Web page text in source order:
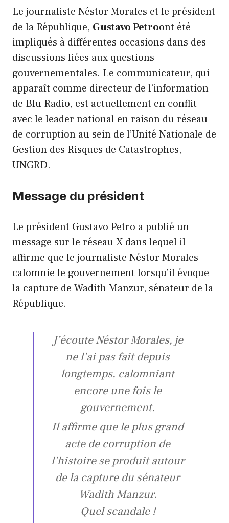
Le journaliste Néstor Morales et le président
de la République, Gustavo Petroont été
impliqués à différentes occasions dans des
discussions liées aux questions
gouvernementales. Le communicateur, qui
apparaît comme directeur de l’information
de Blu Radio, est actuellement en conflit
avec le leader national en raison du réseau
de corruption au sein de l’Unité Nationale de
Gestion des Risques de Catastrophes,
UNGRD.
Message du président
Le président Gustavo Petro a publié un
message sur le réseau X dans lequel il
affirme que le journaliste Néstor Morales
calomnie le gouvernement lorsqu’il évoque
la capture de Wadith Manzur, sénateur de la
République.
J’écoute Néstor Morales, je
ne l’ai pas fait depuis
longtemps, calomniant
encore une fois le
gouvernement.
Il affirme que le plus grand
acte de corruption de
l’histoire se produit autour
de la capture du sénateur
Wadith Manzur.
Quel scandale !